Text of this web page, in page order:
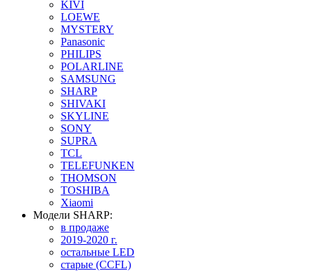
KIVI
LOEWE
MYSTERY
Panasonic
PHILIPS
POLARLINE
SAMSUNG
SHARP
SHIVAKI
SKYLINE
SONY
SUPRA
TCL
TELEFUNKEN
THOMSON
TOSHIBA
Xiaomi
Модели SHARP:
в продаже
2019-2020 г.
остальные LED
старые (CCFL)